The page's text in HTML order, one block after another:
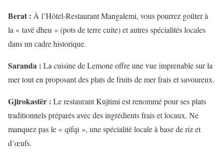
Berat : À l’Hôtel-Restaurant Mangalemi, vous pourrez goûter à
la « tavë dheu » (pots de terre cuite) et autres spécialités locales
dans un cadre historique.
Saranda : La cuisine de Lemone offre une vue imprenable sur la
mer tout en proposant des plats de fruits de mer frais et savoureux.
Gjirokastër : Le restaurant Kujtimi est renommé pour ses plats
traditionnels préparés avec des ingrédients frais et locaux. Ne
manquez pas le « qifqi », une spécialité locale à base de riz et
d’œufs.